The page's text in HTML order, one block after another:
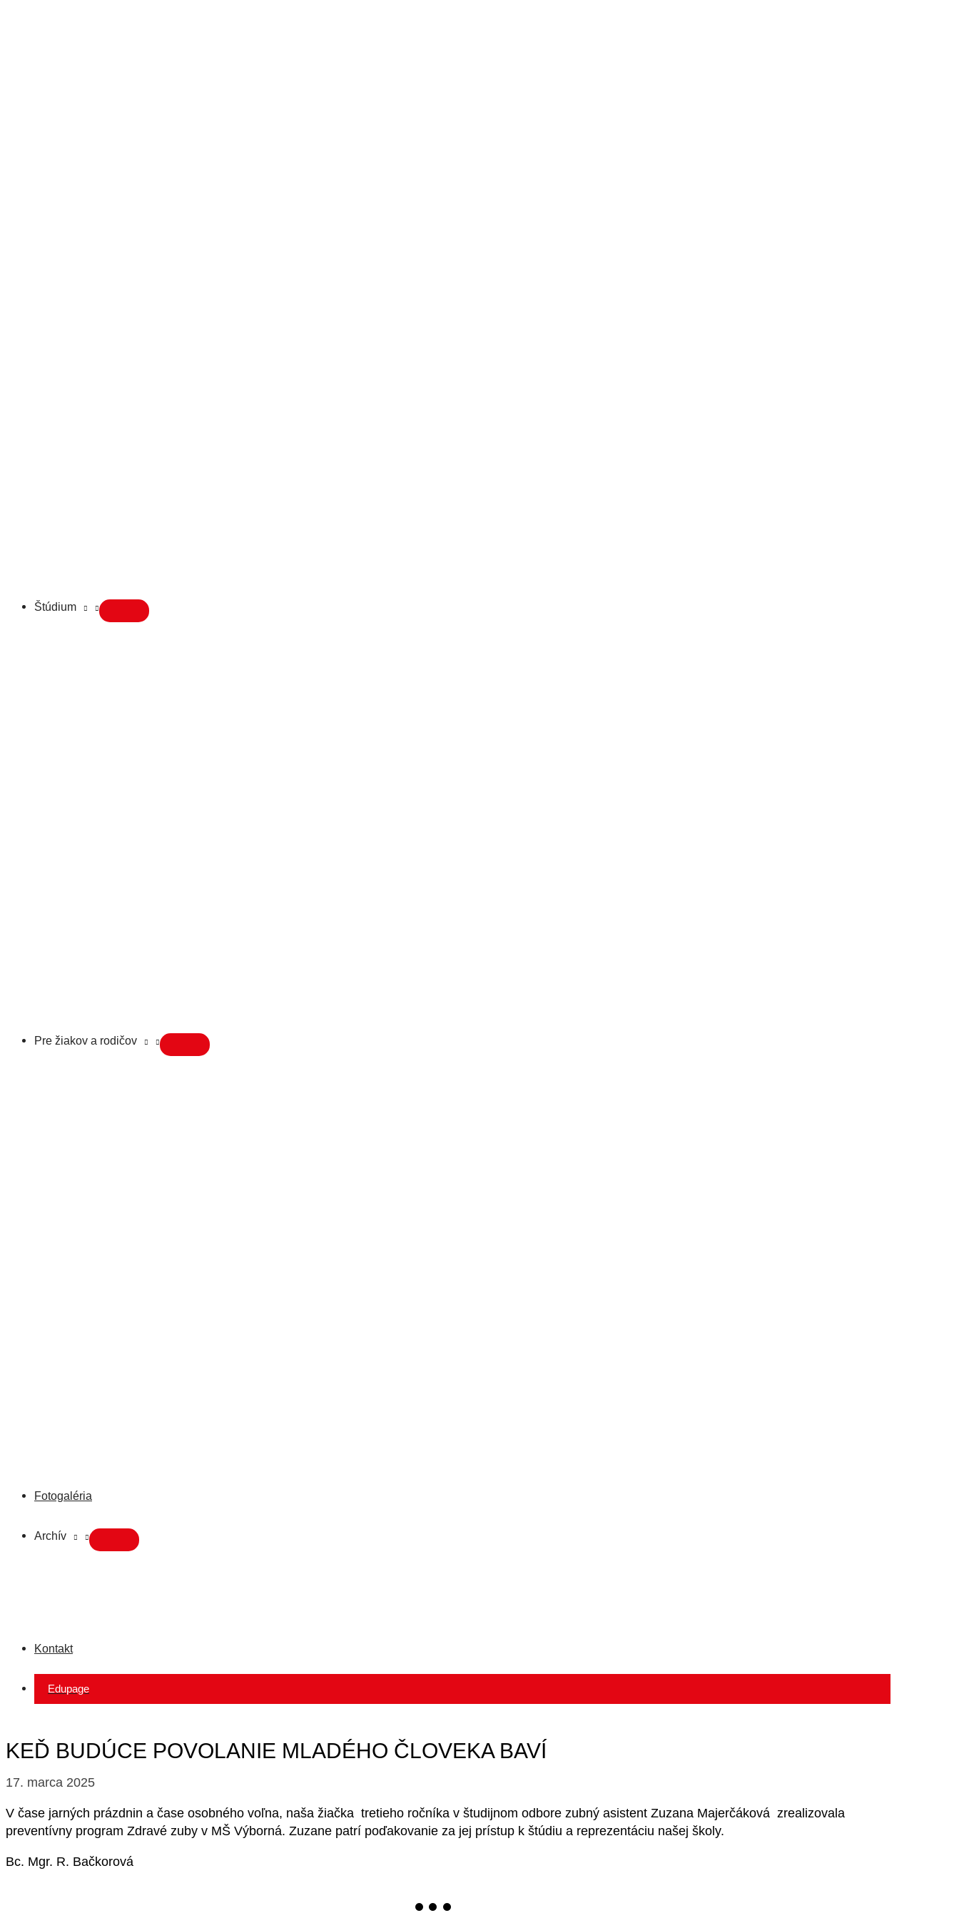
Štúdium
Pre žiakov a rodičov
Fotogaléria
Archív
Kontakt
Edupage
KEĎ BUDÚCE POVOLANIE MLADÉHO ČLOVEKA BAVÍ
17. marca 2025
V čase jarných prázdnin a čase osobného voľna, naša žiačka tretieho ročníka v študijnom odbore zubný asistent Zuzana Majerčáková zrealizovala
preventívny program Zdravé zuby v MŠ Výborná. Zuzane patrí poďakovanie za jej prístup k štúdiu a reprezentáciu našej školy.
Bc. Mgr. R. Bačkorová